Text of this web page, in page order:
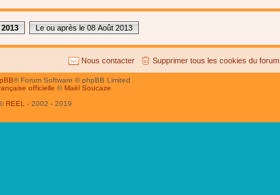
Le ou après le 08 Août 2013
Supprimer tous les cookies du forum
Nous contacter
® Forum Software © phpBB Limited
officielle © Maël Soucaze
REEL - 2002 - 2019